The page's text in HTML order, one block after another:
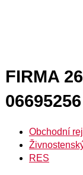
FIRMA
06695256
Obchodní
RES